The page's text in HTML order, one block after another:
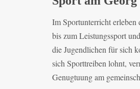
Im Sportunterricht
bis zum Leistungssport
die Jugendlichen für sich
sich Sporttreiben lohnt,
Genugtuung am